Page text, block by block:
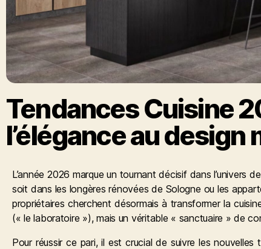
Tendances Cuisine
l’élégance au design
L’année 2026 marque un tournant décisif dans l’univers
soit dans les longères rénovées de Sologne ou les
propriétaires cherchent désormais à transformer la
(« le laboratoire »), mais un véritable « sanctuaire » de
Pour réussir ce pari, il est crucial de suivre les nouvelles